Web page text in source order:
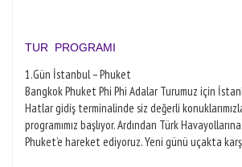
TUR PROGRAMI
1.Gün İstanbul – Phuket
Bangkok Phuket Phi Phi Adalar Turumuz için
Hatlar gidiş terminalinde siz değerli
programımız başlıyor. Ardından Türk
Phuket’e hareket ediyoruz. Yeni günü uçakta